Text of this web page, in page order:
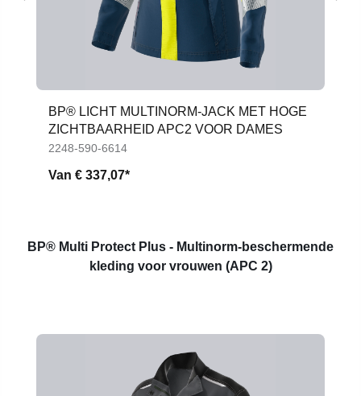
BP® LICHT MULTINORM-JACK MET HOGE
ZICHTBAARHEID APC2 VOOR DAMES
2248-590-6614
Van € 337,07*
BP® Multi Protect Plus - Multinorm-beschermende
kleding voor vrouwen (APC 2)